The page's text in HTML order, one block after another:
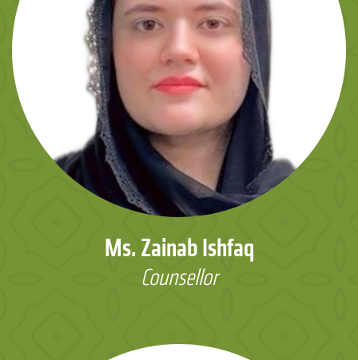
Ms. Zainab Ishfaq
Counsellor